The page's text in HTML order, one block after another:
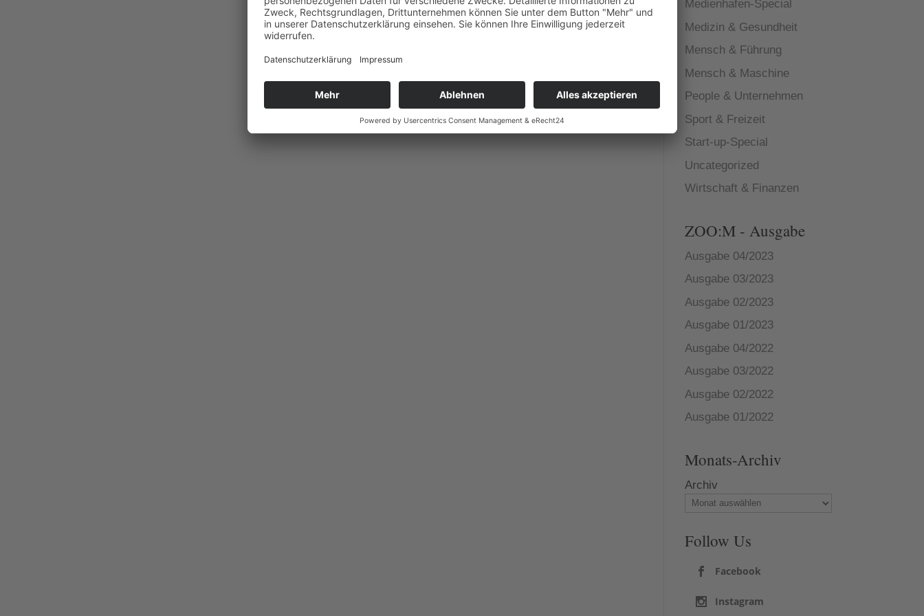
Medienhafen-Special
Medizin & Gesundheit
Mensch & Führung
Mensch & Maschine
People & Unternehmen
Sport & Freizeit
Start-up-Special
Uncategorized
Wirtschaft & Finanzen
ZOO:M - Ausgabe
Ausgabe 04/2023
Ausgabe 03/2023
Ausgabe 02/2023
Ausgabe 01/2023
Ausgabe 04/2022
Ausgabe 03/2022
Ausgabe 02/2022
Ausgabe 01/2022
Monats-Archiv
Archiv
Follow Us
Facebook
Instagram